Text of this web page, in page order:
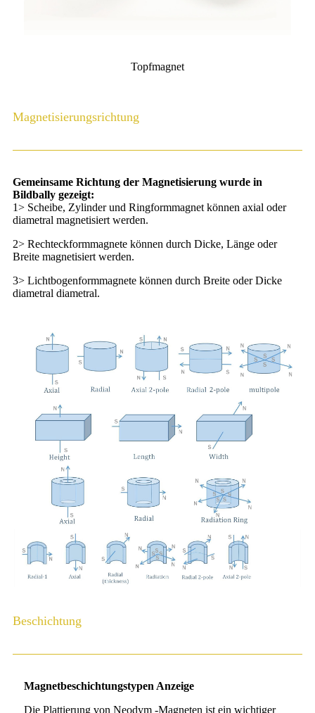
Topfmagnet
Magnetisierungsrichtung
Gemeinsame Richtung der Magnetisierung wurde in
Bildbally gezeigt:
1> Scheibe, Zylinder und Ringformmagnet können axial oder
diametral magnetisiert werden.
2> Rechteckformmagnete können durch Dicke, Länge oder
Breite magnetisiert werden.
3> Lichtbogenformmagnete können durch Breite oder Dicke
diametral diametral.
Beschichtung
Magnetbeschichtungstypen Anzeige
Die Plattierung von Neodym -Magneten ist ein wichtiger